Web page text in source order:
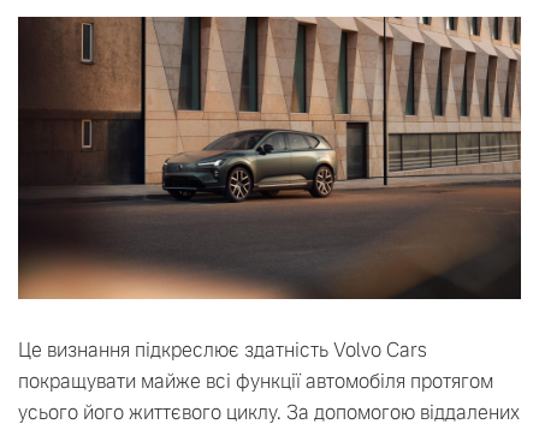
Це визнання підкреслює здатність Volvo Cars
покращувати майже всі функції автомобіля протягом
усього його життєвого циклу. За допомогою віддалених